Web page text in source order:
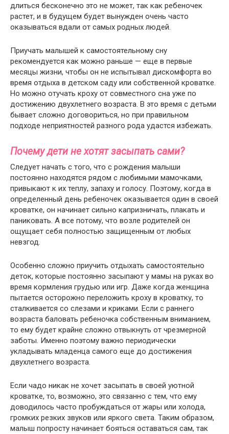
длиться бесконечно это не может, так как ребеночек
растет, и в будущем будет вынужден очень часто
оказываться вдали от самых родных людей.
Приучать малышей к самостоятельному сну
рекомендуется как можно раньше — еще в первые
месяцы жизни, чтобы он не испытывал дискомфорта во
время отдыха в детском саду или собственной кроватке.
Но можно отучать кроху от совместного сна уже по
достижению двухлетнего возраста. В это время с детьми
бывает сложно договориться, но при правильном
подходе неприятностей разного рода удастся избежать.
Почему дети не хотят засыпать сами?
Следует начать с того, что с рождения малыши
постоянно находятся рядом с любимыми мамочками,
привыкают к их теплу, запаху и голосу. Поэтому, когда в
определенный день ребеночек оказывается один в своей
кроватке, он начинает сильно капризничать, плакать и
паниковать. А все потому, что возле родителей он
ощущает себя полностью защищенным от любых
невзгод.
Особенно сложно приучить отдыхать самостоятельно
деток, которые постоянно засыпают у мамы на руках во
время кормления грудью или игр. Даже когда женщина
пытается осторожно переложить кроху в кроватку, то
сталкивается со слезами и криками. Если с раннего
возраста баловать ребеночка собственным вниманием,
то ему будет крайне сложно отвыкнуть от чрезмерной
заботы. Именно поэтому важно периодически
укладывать младенца самого еще до достижения
двухлетнего возраста.
Если чадо никак не хочет засыпать в своей уютной
кроватке, то, возможно, это связанно с тем, что ему
доводилось часто пробуждаться от жары или холода,
громких резких звуков или яркого света. Таким образом,
малыш попросту начинает бояться оставаться сам, так